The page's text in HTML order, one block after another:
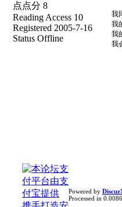
点点分 8
Reading Access 10
Registered 2005-7-16
Status Offline
我
我
我
我
Powered by Discuz!
Processed in